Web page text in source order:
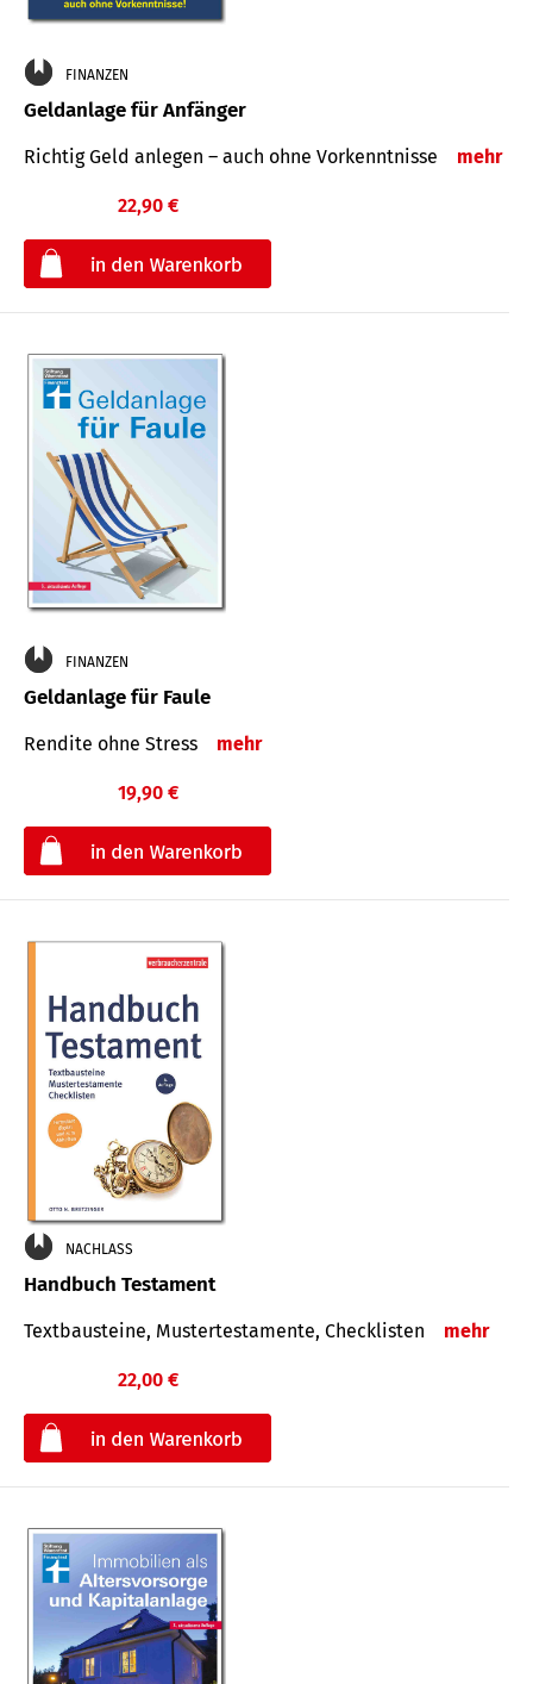
FINANZEN
Geldanlage für Anfänger
Richtig Geld anlegen – auch ohne Vorkenntnisse mehr
22,90 €
FINANZEN
Geldanlage für Faule
Rendite ohne Stress mehr
19,90 €
NACHLASS
Handbuch Testament
Textbausteine, Mustertestamente, Checklisten mehr
22,00 €